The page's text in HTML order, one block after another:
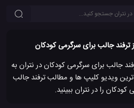
جالب برای سرگرمی کودکان در نتران به
ویدیو کلیپ ها و مطالب ترفند جالب
کودکان را در نتران ببینید.